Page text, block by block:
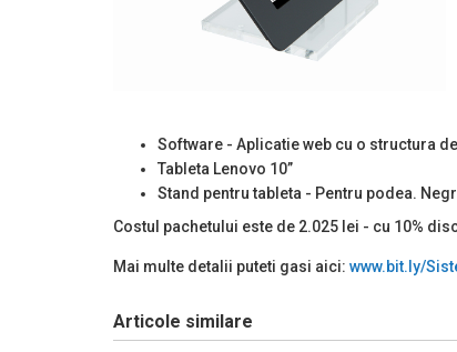
Software - Aplicatie web cu o structura
Tableta Lenovo 10”
Stand pentru tableta - Pentru podea.
Costul pachetului este de 2.025 lei - cu 10%
Mai multe detalii puteti gasi aici: www.bit.ly/
Articole similare